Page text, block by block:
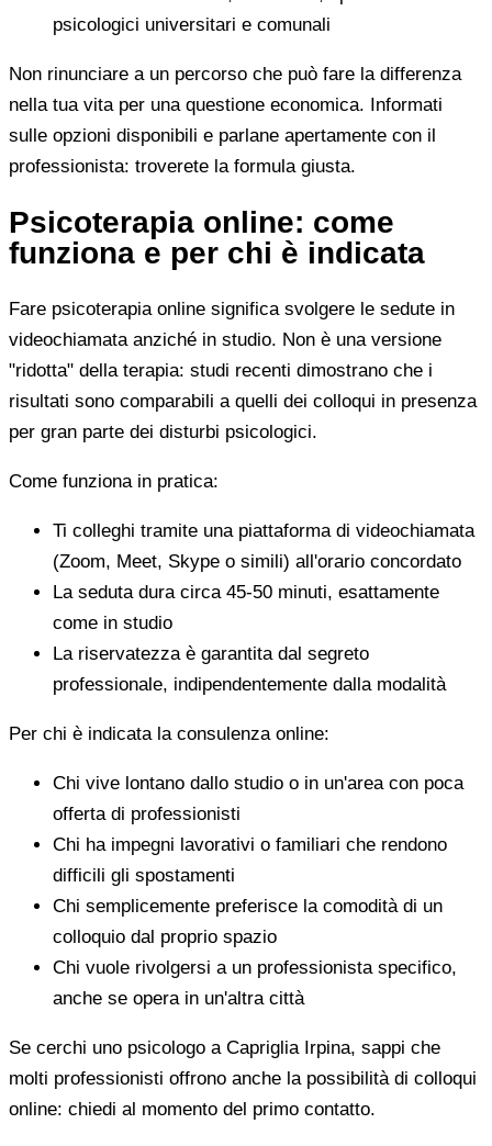
psicologici universitari e comunali
Non rinunciare a un percorso che può fare la differenza
nella tua vita per una questione economica. Informati
sulle opzioni disponibili e parlane apertamente con il
professionista: troverete la formula giusta.
Psicoterapia online: come
funziona e per chi è indicata
Fare psicoterapia online significa svolgere le sedute in
videochiamata anziché in studio. Non è una versione
"ridotta" della terapia: studi recenti dimostrano che i
risultati sono comparabili a quelli dei colloqui in presenza
per gran parte dei disturbi psicologici.
Come funziona in pratica:
Ti colleghi tramite una piattaforma di videochiamata
(Zoom, Meet, Skype o simili) all'orario concordato
La seduta dura circa 45-50 minuti, esattamente
come in studio
La riservatezza è garantita dal segreto
professionale, indipendentemente dalla modalità
Per chi è indicata la consulenza online:
Chi vive lontano dallo studio o in un'area con poca
offerta di professionisti
Chi ha impegni lavorativi o familiari che rendono
difficili gli spostamenti
Chi semplicemente preferisce la comodità di un
colloquio dal proprio spazio
Chi vuole rivolgersi a un professionista specifico,
anche se opera in un'altra città
Se cerchi uno psicologo a Capriglia Irpina, sappi che
molti professionisti offrono anche la possibilità di colloqui
online: chiedi al momento del primo contatto.